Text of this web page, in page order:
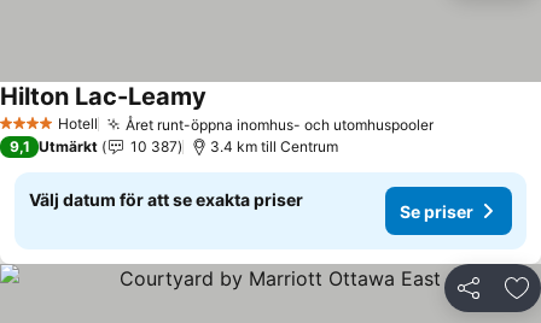
4 StjärnorHotell Året runt-öppna inomhus- och utomhuspooler
Hilton Lac-Leamy
9,1 Utmärkt 10 387 3.4 km till Centrum
Välj datum för att se exakta priser
Se priser
Dela